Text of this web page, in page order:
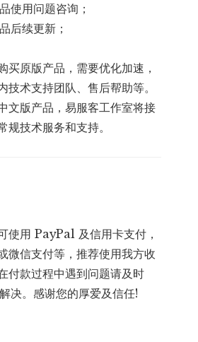
使用问题咨询；
后续更新；
买原版产品，需要优化加速，
技术支持团队、售后帮助等。
文版产品，易服客工作室将接
规技术服务和支持。
使用 PayPal 及信用卡支付，
微信支付等，推荐使用我方收
付款过程中遇到问题请及时
决。感谢您的厚爱及信任!